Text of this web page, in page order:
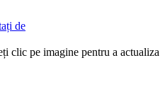
de
clic pe imagine pentru a actualiza